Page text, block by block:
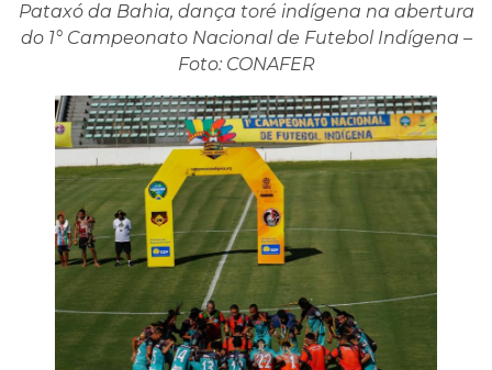
Pataxó da Bahia, dança toré indígena na abertura
do 1° Campeonato Nacional de Futebol Indígena –
Foto: CONAFER